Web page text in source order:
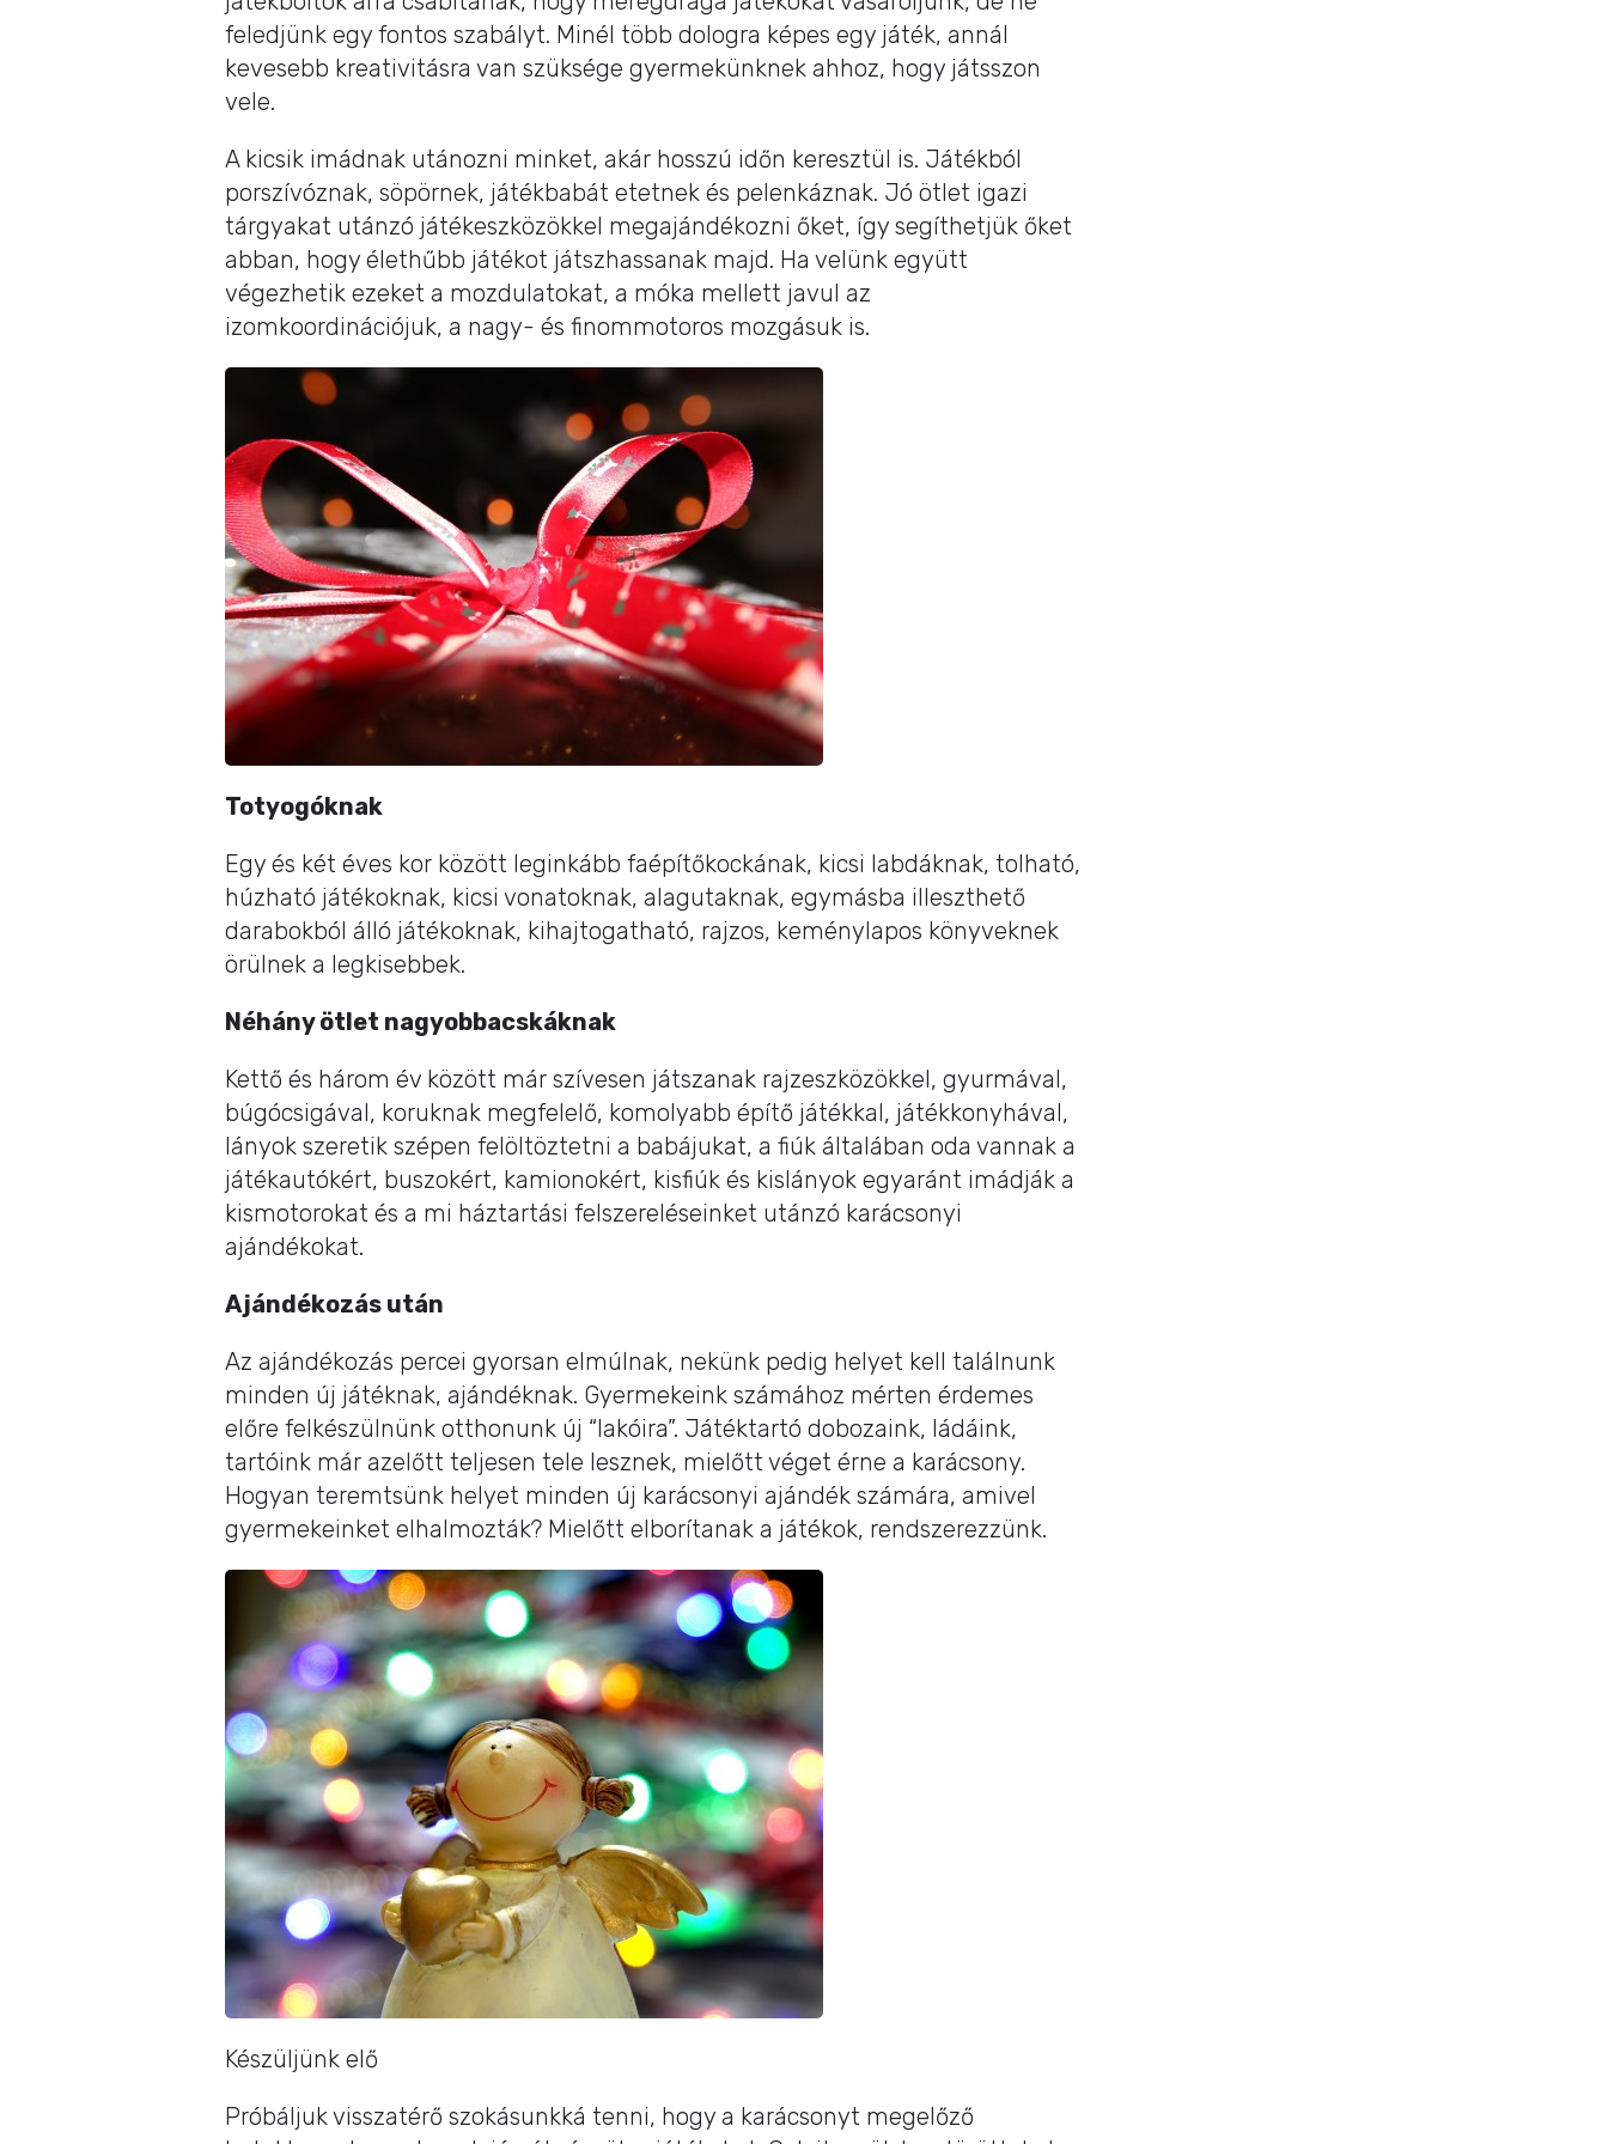
feledjünk egy fontos szabályt. Minél több dologra képes egy játék, annál
kevesebb kreativitásra van szüksége gyermekünknek ahhoz, hogy játsszon
vele.
A kicsik imádnak utánozni minket, akár hosszú időn keresztül is. Játékból
porszívóznak, söpörnek, játékbabát etetnek és pelenkáznak. Jó ötlet igazi
tárgyakat utánzó játékeszközökkel megajándékozni őket, így segíthetjük őket
abban, hogy élethűbb játékot játszhassanak majd. Ha velünk együtt
végezhetik ezeket a mozdulatokat, a móka mellett javul az
izomkoordinációjuk, a nagy- és finommotoros mozgásuk is.
Totyogóknak
Egy és két éves kor között leginkább faépítőkockának, kicsi labdáknak, tolható,
húzható játékoknak, kicsi vonatoknak, alagutaknak, egymásba illeszthető
darabokból álló játékoknak, kihajtogatható, rajzos, keménylapos könyveknek
örülnek a legkisebbek.
Néhány ötlet nagyobbacskáknak
Kettő és három év között már szívesen játszanak rajzeszközökkel, gyurmával,
búgócsigával, koruknak megfelelő, komolyabb építő játékkal, játékkonyhával,
lányok szeretik szépen felöltöztetni a babájukat, a fiúk általában oda vannak a
játékautókért, buszokért, kamionokért, kisfiúk és kislányok egyaránt imádják a
kismotorokat és a mi háztartási felszereléseinket utánzó karácsonyi
ajándékokat.
Ajándékozás után
Az ajándékozás percei gyorsan elmúlnak, nekünk pedig helyet kell találnunk
minden új játéknak, ajándéknak. Gyermekeink számához mérten érdemes
előre felkészülnünk otthonunk új “lakóira”. Játéktartó dobozaink, ládáink,
tartóink már azelőtt teljesen tele lesznek, mielőtt véget érne a karácsony.
Hogyan teremtsünk helyet minden új karácsonyi ajándék számára, amivel
gyermekeinket elhalmozták? Mielőtt elborítanak a játékok, rendszerezzünk.
Készüljünk elő
Próbáljuk visszatérő szokásunkká tenni, hogy a karácsonyt megelőző